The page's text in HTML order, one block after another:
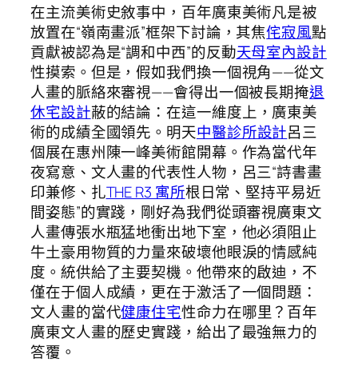
在主流美術史敘事中，百年廣東美術凡是被
放置在“嶺南畫派”框架下討論，其焦侘寂風點
貢獻被認為是“調和中西”的反動天母室內設計
性摸索。但是，假如我們換一個視角——從文
人畫的脈絡來審視——會得出一個被長期掩退
休宅設計蔽的結論：在這一維度上，廣東美
術的成績全國領先。明天中醫診所設計呂三
個展在惠州陳一峰美術館開幕。作為當代年
夜寫意、文人畫的代表性人物，呂三“詩書畫
印兼修、扎THE R3 寓所根日常、堅持平易近
間姿態”的實踐，剛好為我們從頭審視廣東文
人畫傳張水瓶猛地衝出地下室，他必須阻止
牛土豪用物質的力量來破壞他眼淚的情感純
度。統供給了主要契機。他帶來的啟迪，不
僅在于個人成績，更在于激活了一個問題：
文人畫的當代健康住宅性命力在哪里？百年
廣東文人畫的歷史實踐，給出了最強無力的
答覆。